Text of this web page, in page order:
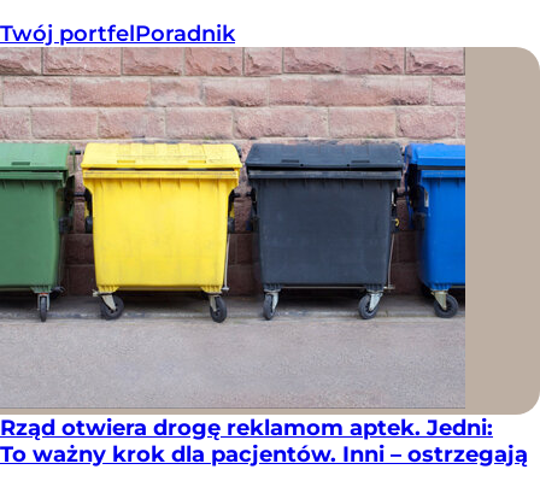
Twój portfelPoradnik
Rząd otwiera drogę reklamom aptek. Jedni:
To ważny krok dla pacjentów. Inni – ostrzegają